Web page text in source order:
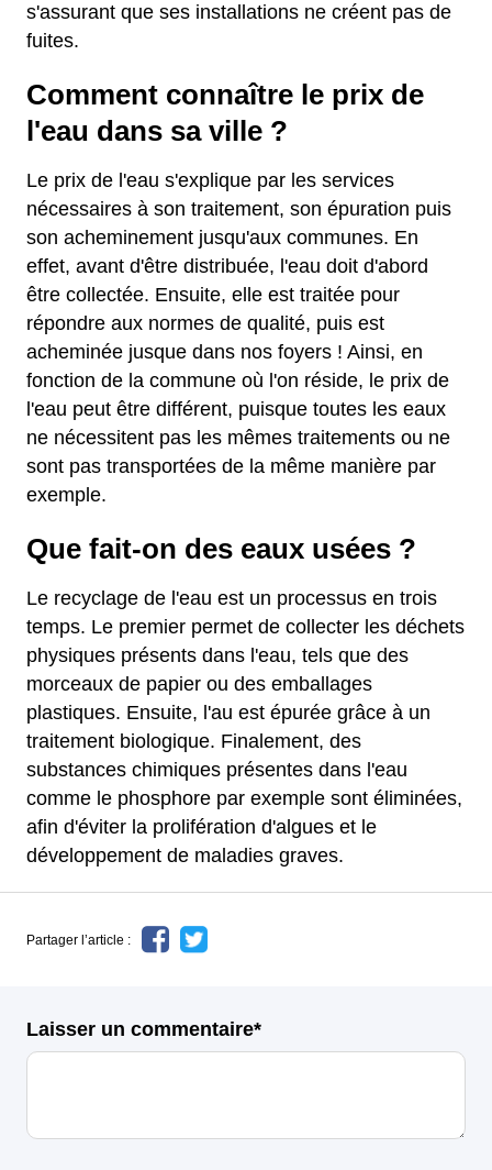
s'assurant que ses installations ne créent pas de
fuites.
Comment connaître le prix de
l'eau dans sa ville ?
Le prix de l'eau s'explique par les services
nécessaires à son traitement, son épuration puis
son acheminement jusqu'aux communes. En
effet, avant d'être distribuée, l'eau doit d'abord
être collectée. Ensuite, elle est traitée pour
répondre aux normes de qualité, puis est
acheminée jusque dans nos foyers ! Ainsi, en
fonction de la commune où l'on réside, le prix de
l'eau peut être différent, puisque toutes les eaux
ne nécessitent pas les mêmes traitements ou ne
sont pas transportées de la même manière par
exemple.
Que fait-on des eaux usées ?
Le recyclage de l'eau est un processus en trois
temps. Le premier permet de collecter les déchets
physiques présents dans l'eau, tels que des
morceaux de papier ou des emballages
plastiques. Ensuite, l'au est épurée grâce à un
traitement biologique. Finalement, des
substances chimiques présentes dans l'eau
comme le phosphore par exemple sont éliminées,
afin d'éviter la prolifération d'algues et le
développement de maladies graves.
Partager l’article :
Laisser un commentaire*